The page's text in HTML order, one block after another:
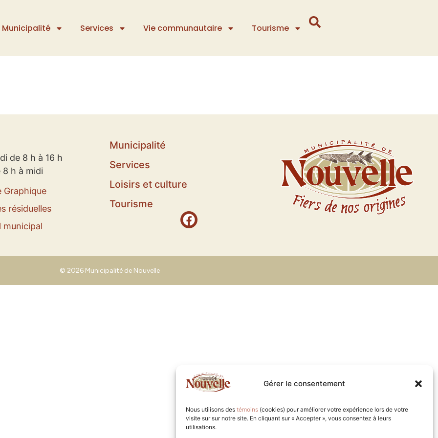
Gérer le consentement
Nous utilisons des témoins (cookies) pour améliorer votre expérience lors de votre
visite sur sur notre site. En cliquant sur « Accepter », vous consentez à leurs
utilisations.
Municipalité Services Vie communautaire Tourisme
de 8 h à 16 h
8 h à midi
Graphique
résiduelles
municipal
Municipalité
Services
Loisirs et culture
Tourisme
© 2026 Municipalité de Nouvelle